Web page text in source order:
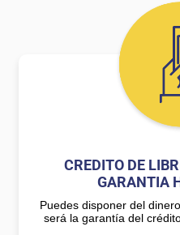
CREDITO DE
GARANTIA
Puedes disponer del
será la garantía del